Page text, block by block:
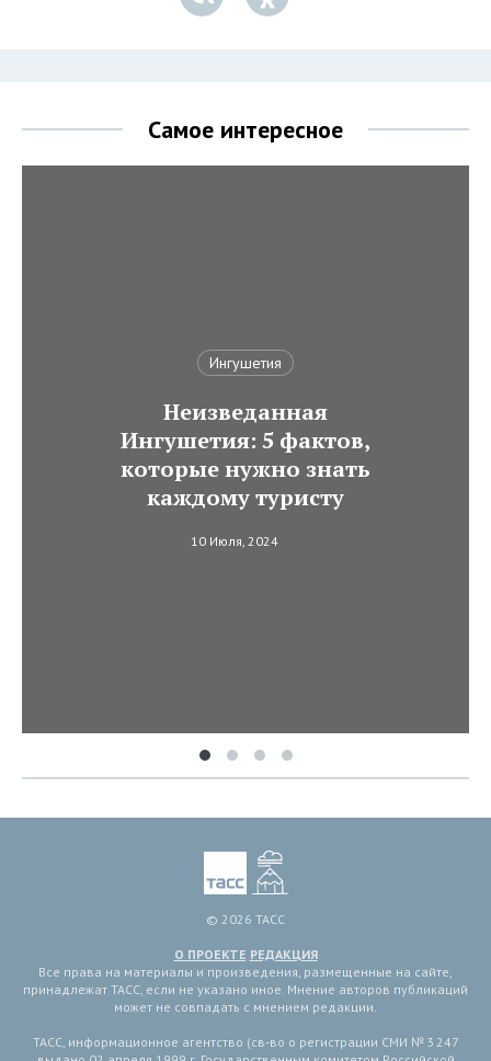
Самое интересное
Ингушетия
Неизведанная
Ингушетия: 5 фактов,
которые нужно знать
каждому туристу
10 Июля, 2024
© 2026 ТАСС
О ПРОЕКТЕ РЕДАКЦИЯ
Все права на материалы и произведения, размещенные на сайте,
принадлежат ТАСС, если не указано иное. Мнение авторов публикаций
может не совпадать с мнением редакции.
ТАСС, информационное агентство (св-во о регистрации СМИ № 3 247